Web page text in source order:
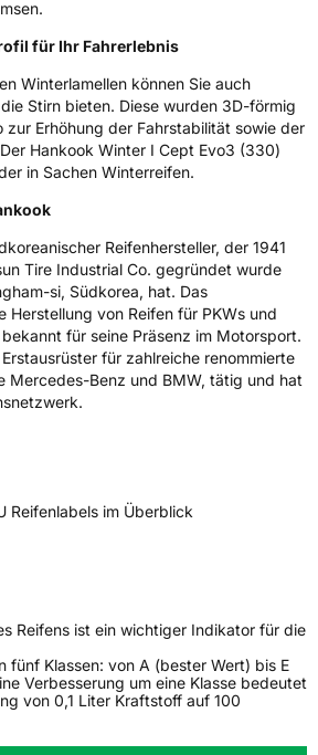
für Ihr Fahrerlebnis
Winterlamellen können Sie auch
Stirn bieten. Diese wurden 3D-förmig
Erhöhung der Fahrstabilität sowie der
Hankook Winter I Cept Evo3 (330)
in Sachen Winterreifen.
Reifenhersteller, der 1941
Tire Industrial Co. gegründet wurde
si, Südkorea, hat. Das
Herstellung von Reifen für PKWs und
für seine Präsenz im Motorsport.
für zahlreiche renommierte
Mercedes-Benz und BMW, tätig und hat
Reifenlabels im Überblick
Reifens ist ein wichtiger Indikator für die
fünf Klassen: von A (bester Wert) bis E
Verbesserung um eine Klasse bedeutet
von 0,1 Liter Kraftstoff auf 100